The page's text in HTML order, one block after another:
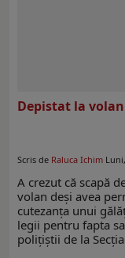
Depistat la
Scris de Raluca Ichim
A crezut că scapă
volan deși avea
cutezanța unui
legii pentru fapta
polițiștii de la